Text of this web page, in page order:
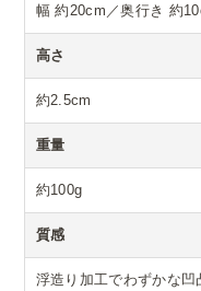
幅 約20cm／奥行き 約
高さ
約2.5cm
重量
約100g
質感
浮造り加工でわずかな